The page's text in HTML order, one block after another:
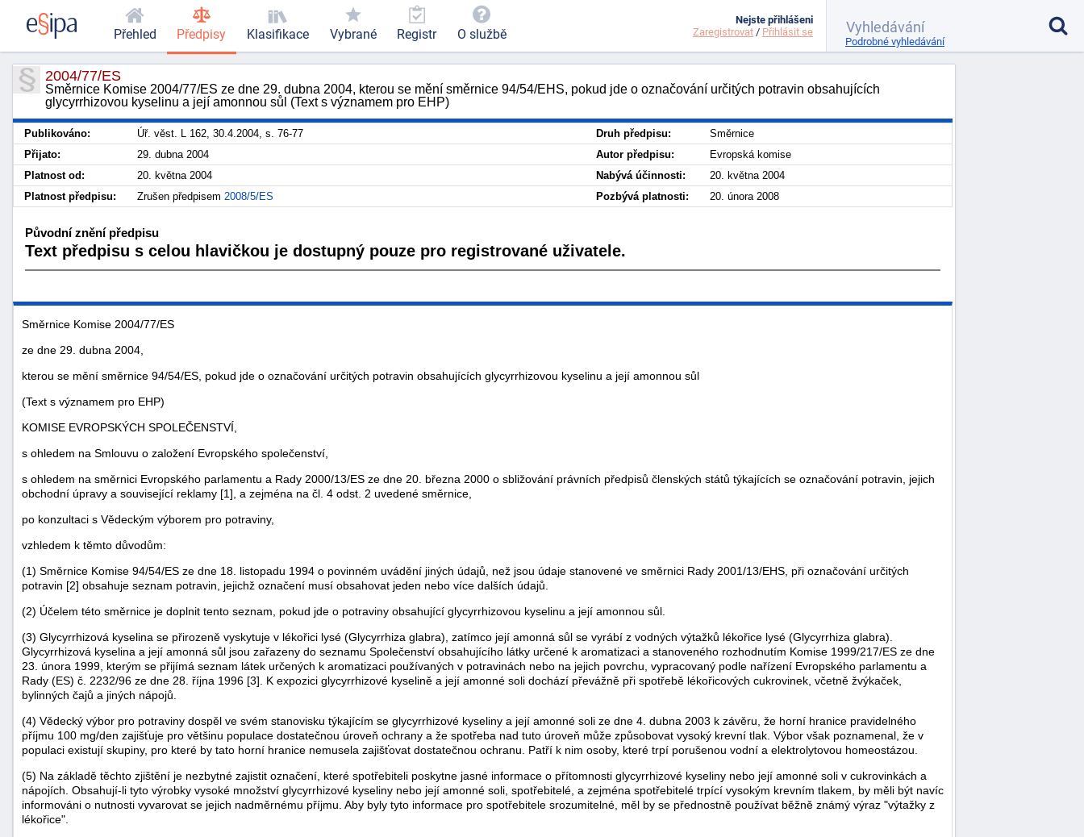
2004/77/ES
Směrnice Komise 2004/77/ES ze dne 29. dubna 2004, kterou se mění směrnice 94/54/EHS, pokud jde o označování určitých potravin obsahujících
glycyrrhizovou kyselinu a její amonnou sůl (Text s významem pro EHP)
Publikováno: Úř. věst. L 162, 30.4.2004, s. 76-77 Druh předpisu:
Směrnice
Přijato:
29. dubna 2004 Autor předpisu:
Evropská komise
Platnost od:
20. května 2004 Nabývá účinnosti:
20. května 2004
Platnost předpisu:
Zrušen předpisem 2008/5/ES Pozbývá platnosti: 20. února 2008
Původní znění předpisu
Text předpisu s celou hlavičkou je dostupný pouze pro registrované uživatele.
Směrnice Komise 2004/77/ES
ze dne 29. dubna 2004,
kterou se mění směrnice 94/54/ES, pokud jde o označování určitých potravin obsahujících glycyrrhizovou kyselinu a její amonnou sůl
(Text s významem pro EHP)
KOMISE EVROPSKÝCH SPOLEČENSTVÍ,
s ohledem na Smlouvu o založení Evropského společenství,
s ohledem na směrnici Evropského parlamentu a Rady 2000/13/ES ze dne 20. března 2000 o sbližování právních předpisů členských států týkajících se označování potravin, jejich
obchodní úpravy a související reklamy [1], a zejména na čl. 4 odst. 2 uvedené směrnice,
po konzultaci s Vědeckým výborem pro potraviny,
vzhledem k těmto důvodům:
(1) Směrnice Komise 94/54/ES ze dne 18. listopadu 1994 o povinném uvádění jiných údajů, než jsou údaje stanovené ve směrnici Rady 2001/13/EHS, při označování určitých
potravin [2] obsahuje seznam potravin, jejichž označení musí obsahovat jeden nebo více dalších údajů.
(2) Účelem této směrnice je doplnit tento seznam, pokud jde o potraviny obsahující glycyrrhizovou kyselinu a její amonnou sůl.
(3) Glycyrrhizová kyselina se přirozeně vyskytuje v lékořici lysé (Glycyrrhiza glabra), zatímco její amonná sůl se vyrábí z vodných výtažků lékořice lysé (Glycyrrhiza glabra).
Glycyrrhizová kyselina a její amonná sůl jsou zařazeny do seznamu Společenství obsahujícího látky určené k aromatizaci a stanoveného rozhodnutím Komise 1999/217/ES ze dne
23. února 1999, kterým se přijímá seznam látek určených k aromatizaci používaných v potravinách nebo na jejich povrchu, vypracovaný podle nařízení Evropského parlamentu a
Rady (ES) č. 2232/96 ze dne 28. října 1996 [3]. K expozici glycyrrhizové kyselině a její amonné soli dochází převážně při spotřebě lékořicových cukrovinek, včetně žvýkaček,
bylinných čajů a jiných nápojů.
(4) Vědecký výbor pro potraviny dospěl ve svém stanovisku týkajícím se glycyrrhizové kyseliny a její amonné soli ze dne 4. dubna 2003 k závěru, že horní hranice pravidelného
příjmu 100 mg/den zajišťuje pro většinu populace dostatečnou úroveň ochrany a že spotřeba nad tuto úroveň může způsobovat vysoký krevní tlak. Výbor však poznamenal, že v
populaci existují skupiny, pro které by tato horní hranice nemusela zajišťovat dostatečnou ochranu. Patří k nim osoby, které trpí porušenou vodní a elektrolytovou homeostázou.
(5) Na základě těchto zjištění je nezbytné zajistit označení, které spotřebiteli poskytne jasné informace o přítomnosti glycyrrhizové kyseliny nebo její amonné soli v cukrovinkách a
nápojích. Obsahují-li tyto výrobky vysoké množství glycyrrhizové kyseliny nebo její amonné soli, spotřebitelé, a zejména spotřebitelé trpící vysokým krevním tlakem, by měli být navíc
informováni o nutnosti vyvarovat se jejich nadměrnému příjmu. Aby byly tyto informace pro spotřebitele srozumitelné, měl by se přednostně používat běžně známý výraz "výtažky z
lékořice".
Přehled Předpisy Klasifikace Vybrané Registr O službě
Nejste přihlášeni
Zaregistrovat / Přihlásit se
Podrobné vyhledávání